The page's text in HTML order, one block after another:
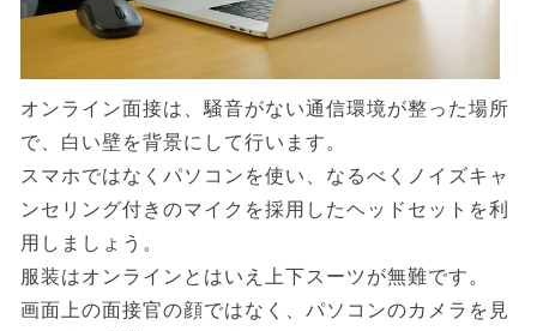
オンライン面接は、騒音がない通信環境が整った場所
で、白い壁を背景にして行います。
スマホではなくパソコンを使い、なるべくノイズキャ
ンセリング付きのマイクを採用したヘッドセットを利
用しましょう。
服装はオンラインとはいえ上下スーツが無難です。
画面上の面接官の顔ではなく、パソコンのカメラを見